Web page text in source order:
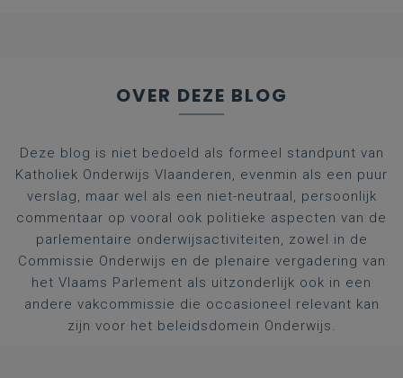
OVER DEZE BLOG
Deze blog is niet bedoeld als formeel standpunt van
Katholiek Onderwijs Vlaanderen, evenmin als een puur
verslag, maar wel als een niet-neutraal, persoonlijk
commentaar op vooral ook politieke aspecten van de
parlementaire onderwijsactiviteiten, zowel in de
Commissie Onderwijs en de plenaire vergadering van
het Vlaams Parlement als uitzonderlijk ook in een
andere vakcommissie die occasioneel relevant kan
zijn voor het beleidsdomein Onderwijs.